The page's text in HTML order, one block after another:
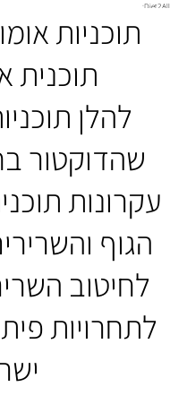
Diet2All:
תוכניות
תוכנית
להלן
שהדוקטור
עקרונות
הגוף
לחיטוב
לתחרויות